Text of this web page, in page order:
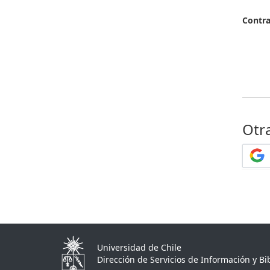
Universidad de Chile
Dirección de Servicios de Información y